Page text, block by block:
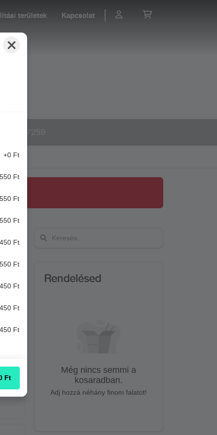
területek Kapcsolat
Rendelésed
Még nincs semmi a
kosaradban.
Adj hozzá néhány finom falatot!
+0 Ft
Ft
Ft
Ft
Ft
Ft
Ft
Ft
Ft
Ft